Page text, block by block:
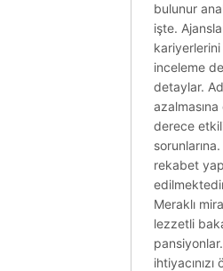
bulunur
işte.
inceleme
detaylar.
derece
rekabet
Meraklı
lezzetli